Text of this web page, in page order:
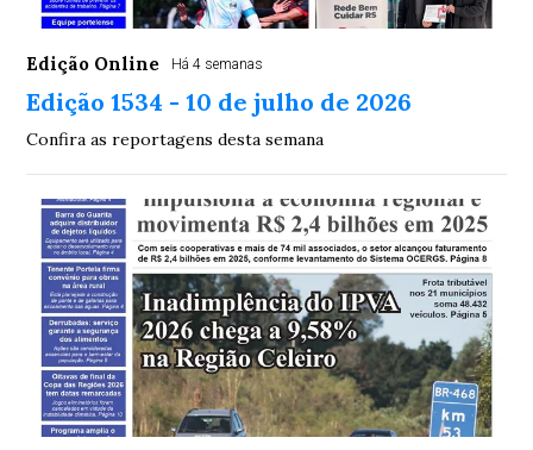
Edição Online Há 4 semanas
Edição 1534 - 10 de julho de 2026
Confira as reportagens desta semana